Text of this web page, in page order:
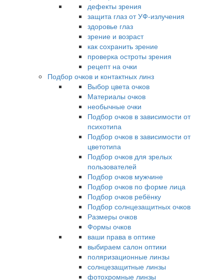
дефекты зрения
защита глаз от УФ-излучения
здоровье глаз
зрение и возраст
как сохранить зрение
проверка остроты зрения
рецепт на очки
Подбор очков и контактных линз
Выбор цвета очков
Материалы очков
необычные очки
Подбор очков в зависимости от
психотипа
Подбор очков в зависимости от
цветотипа
Подбор очков для зрелых
пользователей
Подбор очков мужчине
Подбор очков по форме лица
Подбор очков ребёнку
Подбор солнцезащитных очков
Размеры очков
Формы очков
ваши права в оптике
выбираем салон оптики
поляризационные линзы
солнцезащитные линзы
фотохромные линзы